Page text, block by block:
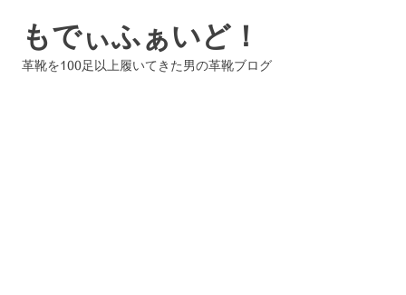
もでぃふぁいど！
革靴を100足以上履いてきた男の革靴ブログ